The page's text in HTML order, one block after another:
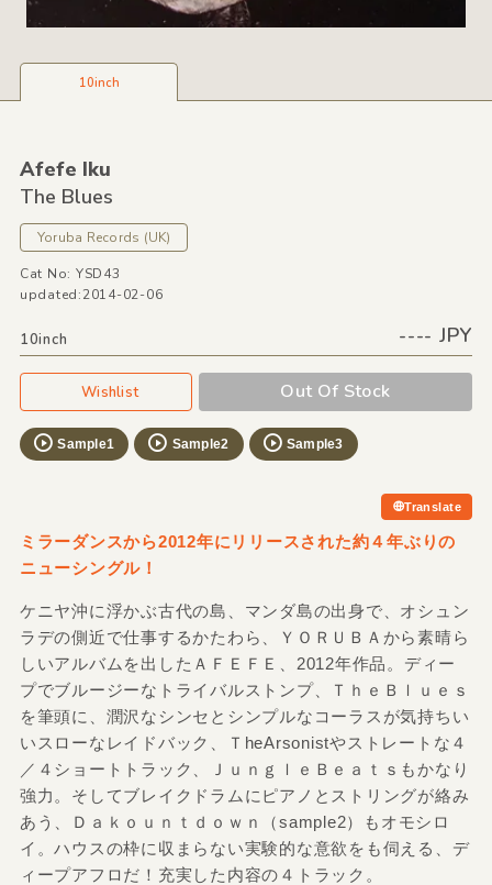
10inch
Afefe Iku
The Blues
Yoruba Records (UK)
Cat No: YSD43
updated:2014-02-06
10inch ---- JPY
Wishlist Out Of Stock
Sample1 Sample2 Sample3
Translate
ミラーダンスから2012年にリリースされた約４年ぶりの
ニューシングル！
ケニヤ沖に浮かぶ古代の島、マンダ島の出身で、オシュン
ラデの側近で仕事するかたわら、ＹＯＲＵＢＡから素晴ら
しいアルバムを出したＡＦＥＦＥ、2012年作品。ディー
プでブルージーなトライバルストンプ、ＴｈｅＢｌｕｅｓ
を筆頭に、潤沢なシンセとシンプルなコーラスが気持ちい
いスローなレイドバック、ＴheArsonistやストレートな４
／４ショートトラック、ＪｕｎｇｌｅＢｅａｔｓもかなり
強力。そしてブレイクドラムにピアノとストリングが絡み
あう、Ｄａｋｏｕｎｔｄｏｗｎ（sample2）もオモシロ
イ。ハウスの枠に収まらない実験的な意欲をも伺える、デ
ィープアフロだ！充実した内容の４トラック。